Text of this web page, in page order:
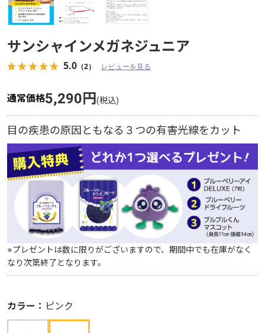
サンシャインメガネジュニア
5.0 （2） レビューを見る
通常価格5,290円
目の疾患の原因ともなる３つの有害光線をカット
※プレゼントは数に限りがございますので、期間中でも在庫がなく
なり次第終了となります。
カラー： ブルー
サンシャインメガネジュニア
5.0 （2） レビューを見る
通常価格5,290円
目の疾患の原因ともなる３つの有害光線をカット
※プレゼントは数に限りがございますので、期間中でも在庫がなく
なり次第終了となります。
カラー： ピンク